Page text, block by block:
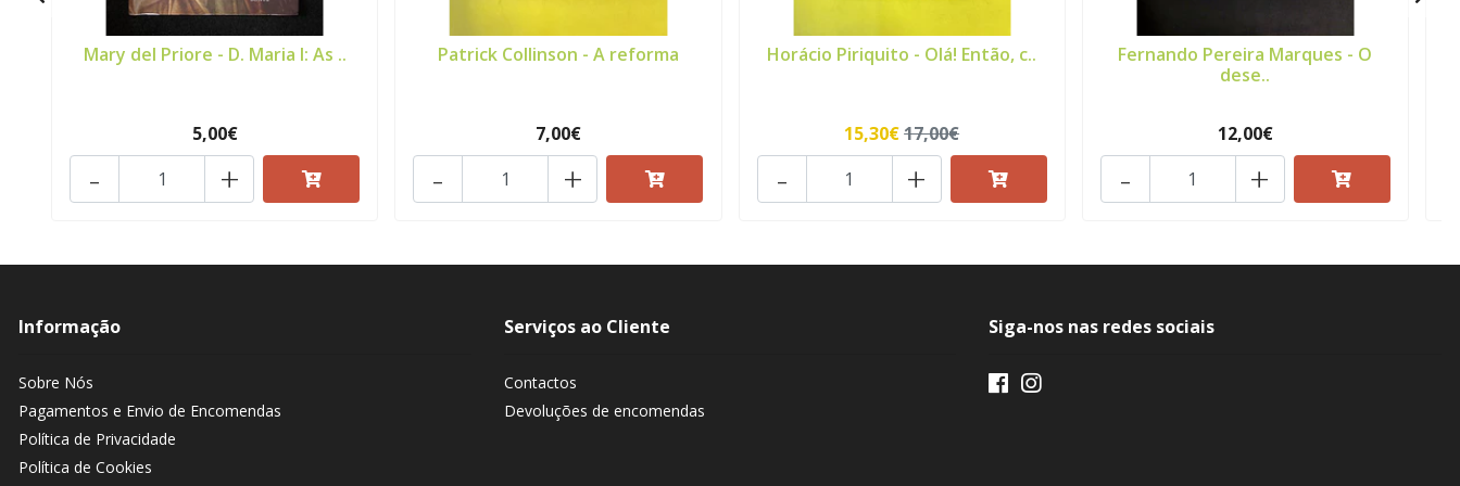
Mary del Priore - D. Maria I: As ..
5,00€
+
-
Patrick Collinson - A reforma
7,00€
+
-
Horácio Piriquito - Olá! Então, c..
15,30€17,00€
+
-
Fernando Pereira Marques - O
dese..
12,00€
+
-
Informação
Sobre Nós
Pagamentos e Envio de Encomendas
Política de Privacidade
Política de Cookies
Serviços ao Cliente
Contactos
Devoluções de encomendas
Siga-nos nas redes sociais